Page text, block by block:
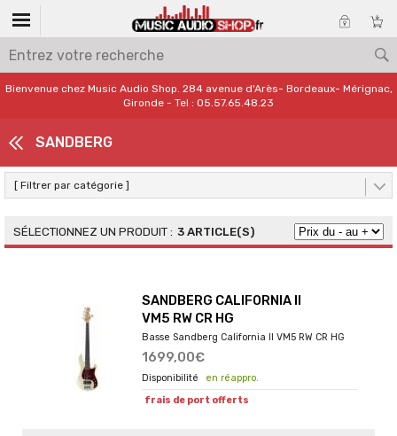
Bienvenue chez Music Audio Shop. 284 avenue d'Arès- Bordeaux- Mérignac,
Gironde - Tel : 05.57.65.48.23
SANDBERG
[ Filtrer par catégorie ]
3 ARTICLE(S)
SANDBERG CALIFORNIA II
VM5 RW CR HG
Basse Sandberg California II VM5 RW CR HG
1699,00€
en réappro.
frais de port offerts